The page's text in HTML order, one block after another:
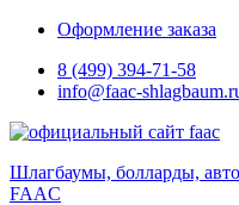
Оформление заказа
8 (499) 394-71-58
info@faac-
Шлагбаумы, болларды,
FAAC